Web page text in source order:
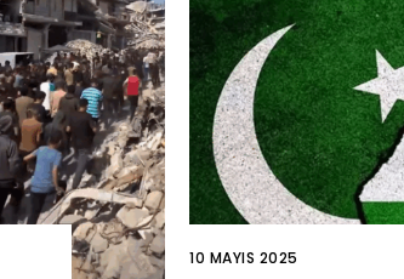
10 MAYIS 2025